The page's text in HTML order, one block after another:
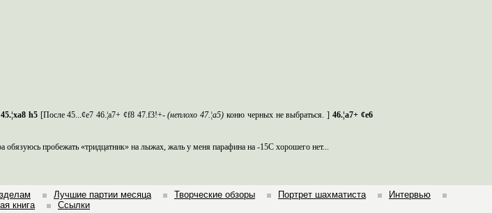
h5 [После 45...¢e7 46.¦a7+ ¢f8 47.f3!+-(неплохо 47.¦a5) коню черных не выбраться. ] 46.¦a7+ ¢e6
обязуюсь пробежать «тридцатник» на лыжах, жаль у меня парафина на -15С хорошего нет...
Лучшие партии месяца Творческие обзоры Портрет шахматиста
Интервью
книга Ссылки